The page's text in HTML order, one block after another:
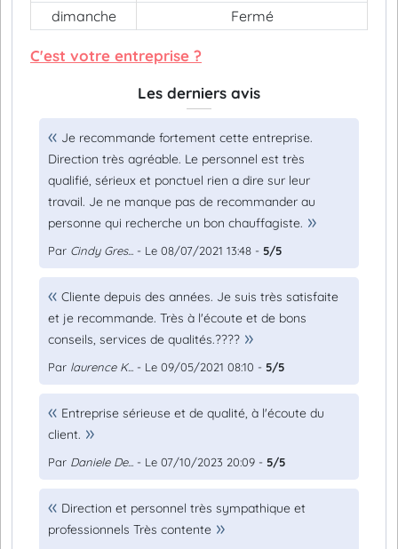
dimanche Fermé
C'est votre entreprise ?
Les derniers avis
Je recommande fortement cette entreprise.
Direction très agréable. Le personnel est très
qualifié, sérieux et ponctuel rien a dire sur leur
travail. Je ne manque pas de recommander au
personne qui recherche un bon chauffagiste.
Par Cindy Gres... - Le 08/07/2021 13:48 - 5/5
Cliente depuis des années. Je suis très satisfaite
et je recommande. Très à l'écoute et de bons
conseils, services de qualités.????
Par laurence K... - Le 09/05/2021 08:10 - 5/5
Entreprise sérieuse et de qualité, à l'écoute du
client.
Par Daniele De... - Le 07/10/2023 20:09 - 5/5
Direction et personnel très sympathique et
professionnels Très contente